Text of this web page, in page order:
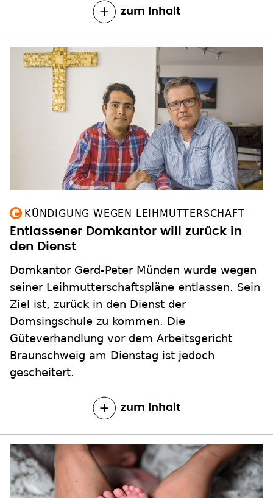
zum Inhalt
KÜNDIGUNG WEGEN LEIHMUTTERSCHAFT
Entlassener Domkantor will zurück in
den Dienst
Domkantor Gerd-Peter Münden wurde wegen
seiner Leihmutterschaftspläne entlassen. Sein
Ziel ist, zurück in den Dienst der
Domsingschule zu kommen. Die
Güteverhandlung vor dem Arbeitsgericht
Braunschweig am Dienstag ist jedoch
gescheitert.
zum Inhalt